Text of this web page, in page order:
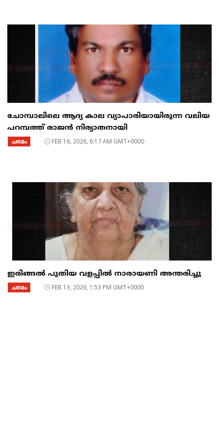
ചോമ്പാലിലെ ആദ്യ കാല വ്യാപാരിയായിരുന്ന വലിയ
പറമ്പത്ത് രാജൻ നിര്യാതനായി
ചരമം FEB 16, 2026, 6:17 AM GMT+0000
ഇരിങ്ങൽ പുതിയ വളപ്പിൽ നാരായണി അന്തരിച്ചു
ചരമം FEB 13, 2026, 1:53 PM GMT+0000